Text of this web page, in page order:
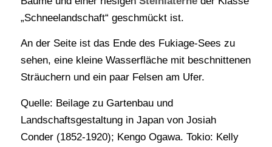
„Schneelandschaft“ geschmückt ist.
An der Seite ist das Ende des Fukiage-Sees zu
sehen, eine kleine Wasserfläche mit beschnittenen
Sträuchern und ein paar Felsen am Ufer.
Quelle: Beilage zu Gartenbau und
Landschaftsgestaltung in Japan von Josiah
Conder (1852-1920); Kengo Ogawa. Tokio: Kelly